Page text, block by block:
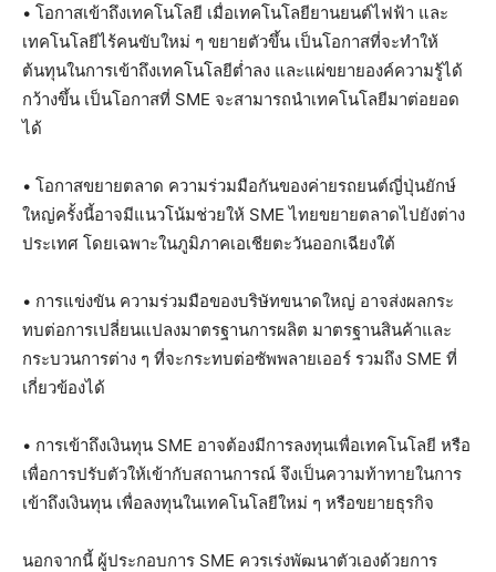
• โอกาสเข้าถึงเทคโนโลยี เมื่อเทคโนโลยียานยนต์ไฟฟ้า และ
เทคโนโลยีไร้คนขับใหม่ ๆ ขยายตัวขึ้น เป็นโอกาสที่จะทำให้
ต้นทุนในการเข้าถึงเทคโนโลยีต่ำลง และแผ่ขยายองค์ความรู้ได้
กว้างขึ้น เป็นโอกาสที่ SME จะสามารถนำเทคโนโลยีมาต่อยอด
ได้
• โอกาสขยายตลาด ความร่วมมือกันของค่ายรถยนต์ญี่ปุ่นยักษ์
ใหญ่ครั้งนี้อาจมีแนวโน้มช่วยให้ SME ไทยขยายตลาดไปยังต่าง
ประเทศ โดยเฉพาะในภูมิภาคเอเชียตะวันออกเฉียงใต้
• การแข่งขัน ความร่วมมือของบริษัทขนาดใหญ่ อาจส่งผลกระ
ทบต่อการเปลี่ยนแปลงมาตรฐานการผลิต มาตรฐานสินค้าและ
กระบวนการต่าง ๆ ที่จะกระทบต่อซัพพลายเออร์ รวมถึง SME ที่
เกี่ยวข้องได้
• การเข้าถึงเงินทุน SME อาจต้องมีการลงทุนเพื่อเทคโนโลยี หรือ
เพื่อการปรับตัวให้เข้ากับสถานการณ์ จึงเป็นความท้าทายในการ
เข้าถึงเงินทุน เพื่อลงทุนในเทคโนโลยีใหม่ ๆ หรือขยายธุรกิจ
นอกจากนี้ ผู้ประกอบการ SME ควรเร่งพัฒนาตัวเองด้วยการ